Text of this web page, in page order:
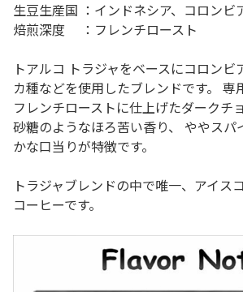
生豆生産国 ：インドネシア、コロンビ
焙煎深度 ：フレンチロースト
トアルコ トラジャをベースにコロンビ
カ種などを使用したブレンドです。 専
フレンチローストに仕上げたダークチ
砂糖のようなほろ苦い香り、 ややスパ
かな口当りが特徴です。
トラジャブレンドの中で唯一、アイス
コーヒーです。